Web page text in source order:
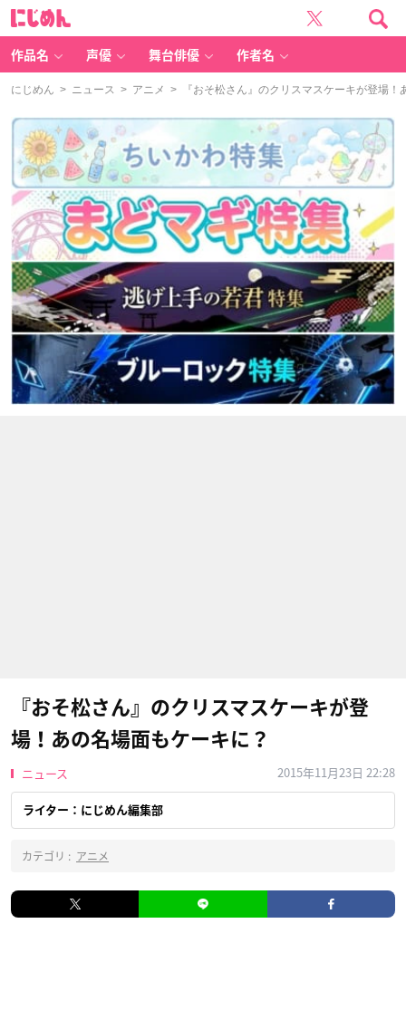
作品名 声優 舞台俳優 作者名
にじめん > ニュース > アニメ > 『おそ松さん』のクリスマスケーキが登場！
『おそ松さん』のクリスマスケーキが登
場！あの名場面もケーキに？
ニュース 2015年11月23日 22:28
ライター：にじめん編集部
カテゴリ : アニメ